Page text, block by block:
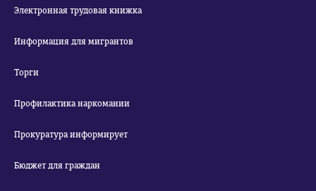
Электронная трудовая книжка
Информация для мигрантов
Торги
Профилактика наркомании
Прокуратура информирует
Бюджет для граждан